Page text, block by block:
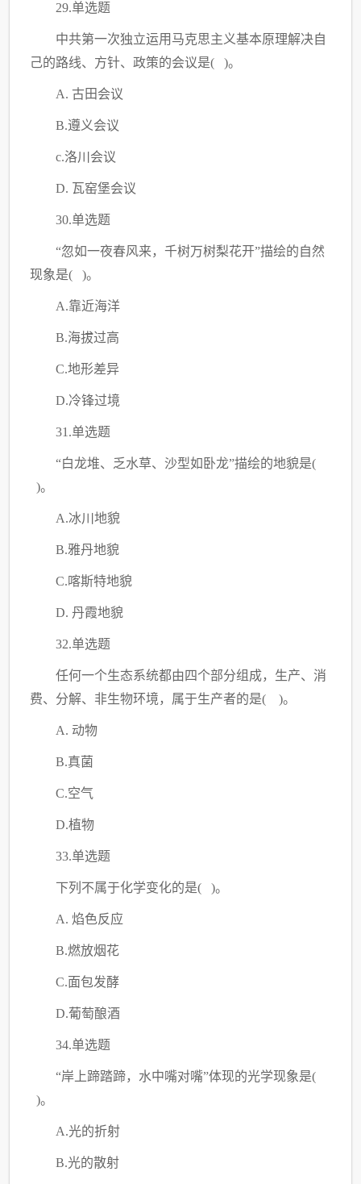
29.单选题
中共第一次独立运用马克思主义基本原理解决自
己的路线、方针、政策的会议是( )。
A. 古田会议
B.遵义会议
c.洛川会议
D. 瓦窑堡会议
30.单选题
“忽如一夜春风来，千树万树梨花开”描绘的自然
现象是( )。
A.靠近海洋
B.海拔过高
C.地形差异
D.冷锋过境
31.单选题
“白龙堆、乏水草、沙型如卧龙”描绘的地貌是(
)。
A.冰川地貌
B.雅丹地貌
C.喀斯特地貌
D. 丹霞地貌
32.单选题
任何一个生态系统都由四个部分组成，生产、消
费、分解、非生物环境，属于生产者的是( )。
A. 动物
B.真菌
C.空气
D.植物
33.单选题
下列不属于化学变化的是( )。
A. 焰色反应
B.燃放烟花
C.面包发酵
D.葡萄酿酒
34.单选题
“岸上蹄踏蹄，水中嘴对嘴”体现的光学现象是(
)。
A.光的折射
B.光的散射